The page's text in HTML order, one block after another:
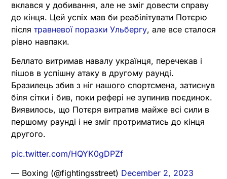
вклався у добивання, але не зміг довести справу
до кінця. Цей успіх мав би реабілітувати Потєрю
після травневої поразки Ульбергу, але все сталося
рівно навпаки.
Беллато витримав навалу українця, перечекав і
пішов в успішну атаку в другому раунді.
Бразилець збив з ніг нашого спортсмена, затиснув
біля сітки і бив, поки рефері не зупинив поєдинок.
Виявилось, що Потєря витратив майже всі сили в
першому раунді і не зміг протриматись до кінця
другого.
pic.twitter.com/HQYK0gDPZf
— Boxing (@fightingsstreet) December 2, 2023